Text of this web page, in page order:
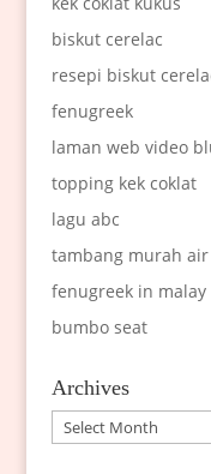
biskut cerelac
resepi biskut
fenugreek
laman web video
topping kek coklat
lagu abc
tambang murah air
fenugreek in malay
bumbo seat
Archives
Archives